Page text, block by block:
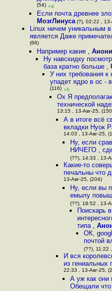
(54) +4
Если почта древнее
МозгЛинуса(?), 02:22 , 13-
Linux ничем уникальным
является Даже
(66)
Например какие ,
Ну навскидку
база кратно больше ,
У них требования
упадет ядро в ос -
(116) +5
Ох Я
технической
13:15 , 13-Авг-25,
А в итоге всё
вкладки Нуок
14:03 , 13-Авг-25,
Ну, если
НИЧЕГО ,
(??), 14:33 , 13-
Какие-то
печальны что
13-Авг-25, (204)
Ну, если вы
емылу
(??), 18:52 , 13-
Поискарь
типа ,
ОК,
почтой
(??), 11:22
И вся
из гениальных
22:33 , 13-Авг-25,
А уж как они
Обещали что